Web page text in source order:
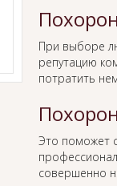
При выборе
репутацию
потратить
Это поможет
совершенно